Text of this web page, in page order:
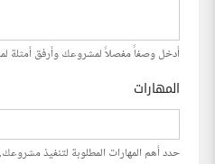
أدخل وصفاً مفصلاً لمشروعك وأرفق أمثلة
المهارات
حدد أهم المهارات المطلوبة لتنفيذ مشروعك.